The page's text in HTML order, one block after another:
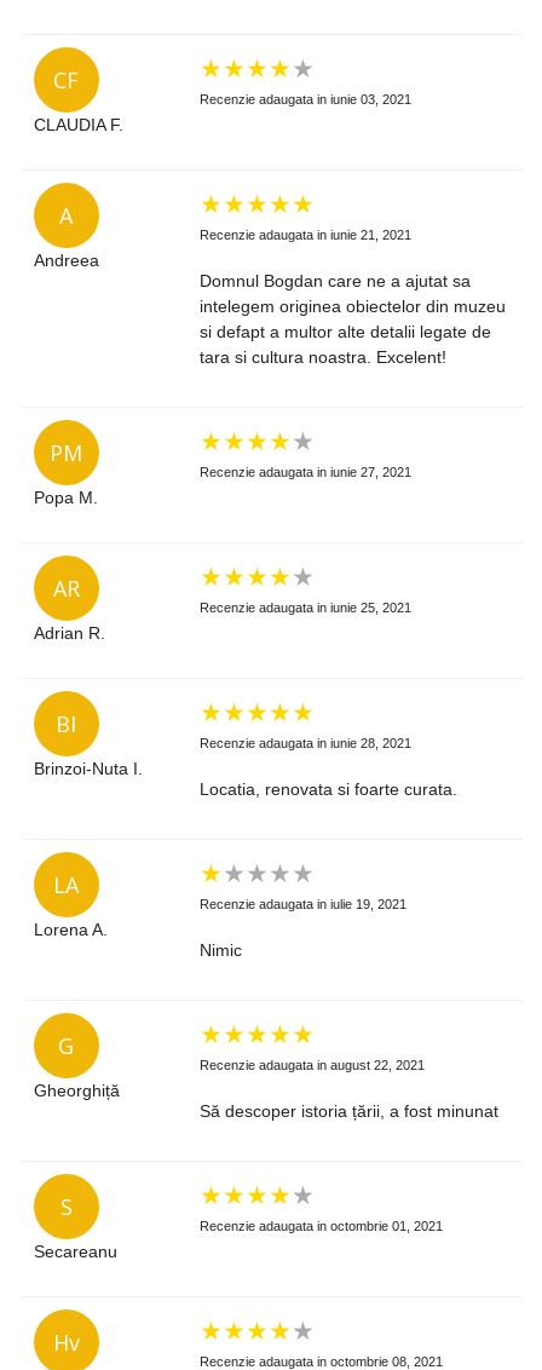
CF
CLAUDIA F.
★★★★★
Recenzie adaugata in iunie 03, 2021
A
Andreea
★★★★★
Recenzie adaugata in iunie 21, 2021
Domnul Bogdan care ne a ajutat sa
intelegem originea obiectelor din muzeu
si defapt a multor alte detalii legate de
tara si cultura noastra. Excelent!
PM
Popa M.
★★★★★
Recenzie adaugata in iunie 27, 2021
AR
Adrian R.
★★★★★
Recenzie adaugata in iunie 25, 2021
BI
Brinzoi-Nuta I.
★★★★★
Recenzie adaugata in iunie 28, 2021
Locatia, renovata si foarte curata.
LA
Lorena A.
★★★★★
Recenzie adaugata in iulie 19, 2021
Nimic
G
Gheorghiță
★★★★★
Recenzie adaugata in august 22, 2021
Să descoper istoria țării, a fost minunat
S
Secareanu
★★★★★
Recenzie adaugata in octombrie 01, 2021
Hv ★★★★★
Recenzie adaugata in octombrie 08, 2021